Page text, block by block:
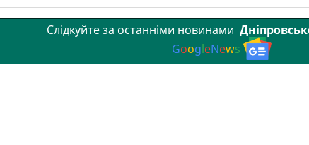
Слідкуйте за останніми новинами
GoogleNews